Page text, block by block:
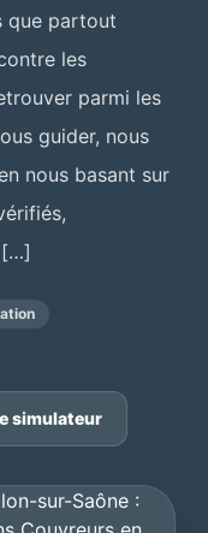
que partout
les
parmi les
guider, nous
nous basant sur
[…]
simulateur